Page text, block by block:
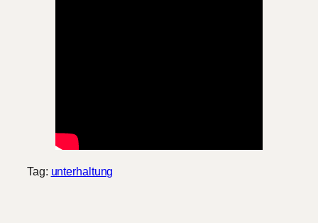
Tag: unterhaltung